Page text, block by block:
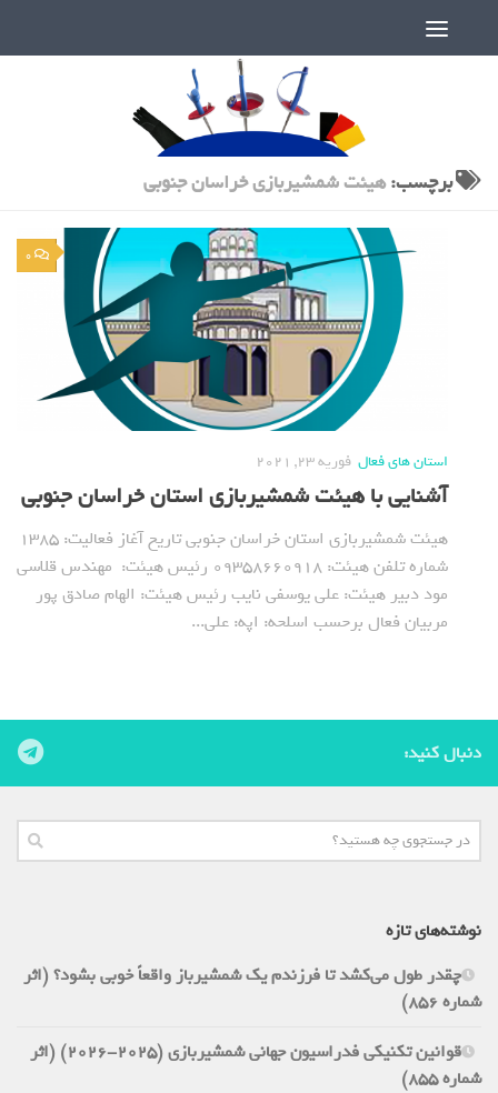
برچسب:هیئت شمشیربازی خراسان جنوبی
0
استان های فعال فوریه 23, 2021
آشنایی با هیئت شمشیربازی استان خراسان جنوبی
هیئت شمشیربازی استان خراسان جنوبی تاریخ آغاز فعالیت: 1385
شماره تلفن هیئت: 09358660918 رئیس هیئت: مهندس قلاسی
مود دبیر هیئت: علی یوسفی نایب رئیس هیئت: الهام صادق پور
مربیان فعال برحسب اسلحه: اپه: علی...
دنبال کنید:
نوشته‌های تازه
چقدر طول می‌کشد تا فرزندم یک شمشیرباز واقعاً خوبی بشود؟ (اثر
شماره 856)
قوانین تکنیکی فدراسیون جهانی شمشیربازی (2025-2026) (اثر
شماره 855)